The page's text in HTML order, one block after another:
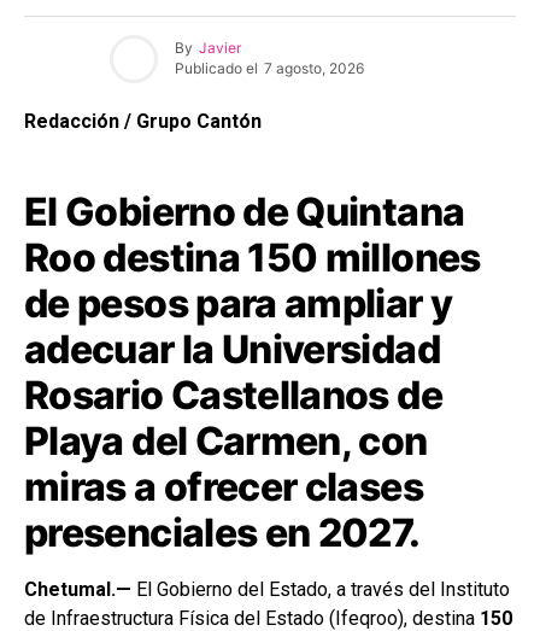
By Javier
Publicado el 7 agosto, 2026
Redacción / Grupo Cantón
El Gobierno de Quintana
Roo destina 150 millones
de pesos para ampliar y
adecuar la Universidad
Rosario Castellanos de
Playa del Carmen, con
miras a ofrecer clases
presenciales en 2027.
Chetumal.— El Gobierno del Estado, a través del Instituto
de Infraestructura Física del Estado (Ifeqroo), destina 150